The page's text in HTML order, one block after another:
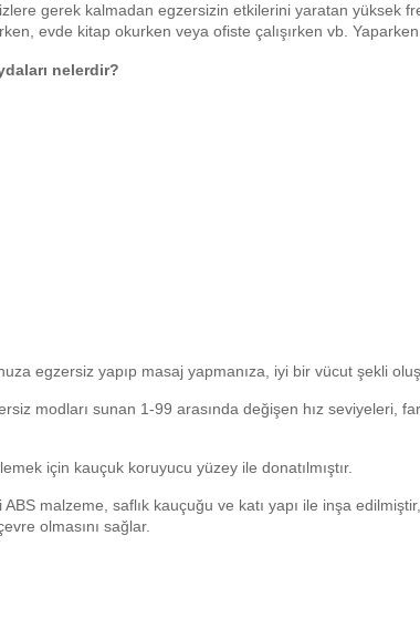
gerek kalmadan egzersizin etkilerini yaratan yüksek
evde kitap okurken veya ofiste çalışırken vb.
nelerdir?
egzersiz yapıp masaj yapmanıza, iyi bir vücut şekli
modları sunan 1-99 arasında değişen hız
için kauçuk koruyucu yüzey ile donatılmıştır.
malzeme, saflık kauçuğu ve katı yapı ile inşa
olmasını sağlar.